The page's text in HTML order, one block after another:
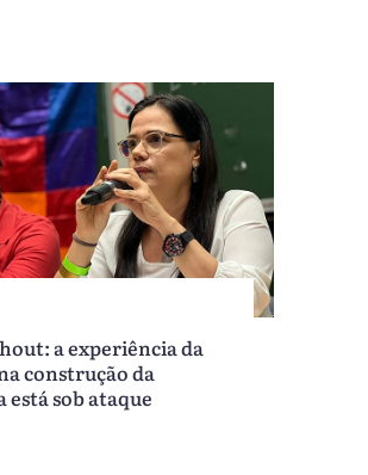
a experiência da
construção da
está sob ataque